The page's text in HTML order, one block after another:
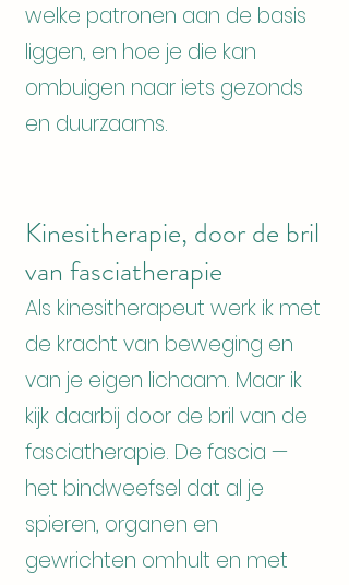
welke patronen aan de basis
liggen, en hoe je die kan
ombuigen naar iets gezonds
en duurzaams.
Kinesitherapie, door de bril
van fasciatherapie
Als kinesitherapeut werk ik met
de kracht van beweging en
van je eigen lichaam. Maar ik
kijk daarbij door de bril van de
fasciatherapie. De fascia —
het bindweefsel dat al je
spieren, organen en
gewrichten omhult en met